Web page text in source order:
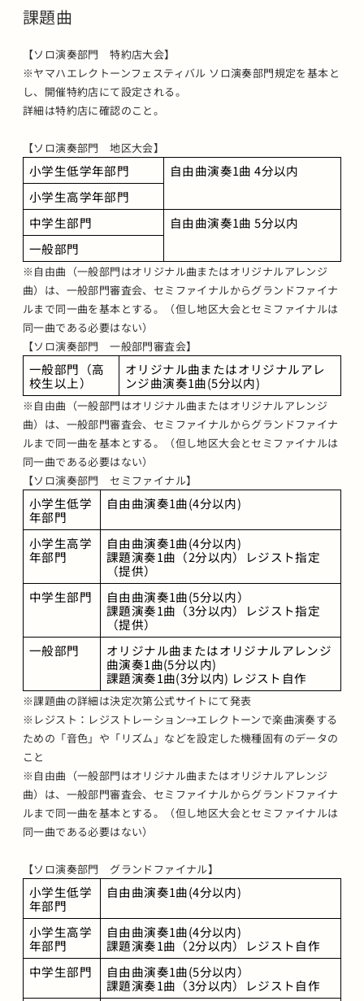
課題曲
【ソロ演奏部門 特約店大会】
※ヤマハエレクトーンフェスティバル ソロ演奏部門規定を基本と
し、開催特約店にて設定される。
詳細は特約店に確認のこと。
【ソロ演奏部門 地区大会】
小学生低学年部門
自由曲演奏1曲 4分以内
小学生高学年部門
中学生部門
自由曲演奏1曲 5分以内
一般部門
※自由曲（一般部門はオリジナル曲またはオリジナルアレンジ
曲）は、一般部門審査会、セミファイナルからグランドファイナ
ルまで同一曲を基本とする。（但し地区大会とセミファイナルは
同一曲である必要はない）
【ソロ演奏部門 一般部門審査会】
一般部門（高
校生以上）
オリジナル曲またはオリジナルアレ
ンジ曲演奏1曲(5分以内)
※自由曲（一般部門はオリジナル曲またはオリジナルアレンジ
曲）は、一般部門審査会、セミファイナルからグランドファイナ
ルまで同一曲を基本とする。（但し地区大会とセミファイナルは
同一曲である必要はない）
【ソロ演奏部門 セミファイナル】
小学生低学
年部門
自由曲演奏1曲(4分以内)
小学生高学
年部門
自由曲演奏1曲(4分以内)
課題演奏1曲（2分以内）レジスト指定
（提供）
中学生部門
自由曲演奏1曲(5分以内）
課題演奏1曲（3分以内）レジスト指定
（提供）
一般部門
オリジナル曲またはオリジナルアレンジ
曲演奏1曲(5分以内)
課題演奏1曲(3分以内) レジスト自作
※課題曲の詳細は決定次第公式サイトにて発表
※レジスト：レジストレーション→エレクトーンで楽曲演奏する
ための「音色」や「リズム」などを設定した機種固有のデータの
こと
※自由曲（一般部門はオリジナル曲またはオリジナルアレンジ
曲）は、一般部門審査会、セミファイナルからグランドファイナ
ルまで同一曲を基本とする。（但し地区大会とセミファイナルは
同一曲である必要はない）
【ソロ演奏部門 グランドファイナル】
小学生低学
年部門
自由曲演奏1曲(4分以内)
小学生高学
年部門
自由曲演奏1曲(4分以内)
課題演奏1曲（2分以内）レジスト自作
中学生部門
自由曲演奏1曲(5分以内）
課題演奏1曲（3分以内）レジスト自作